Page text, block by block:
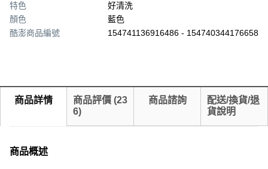
特色
好清洗
顏色
藍色
酷澎商品編號
154741136916486 - 154740344176658
商品詳情 商品評價 (23
6)
商品諮詢
配送/換貨/退
貨說明
商品概述